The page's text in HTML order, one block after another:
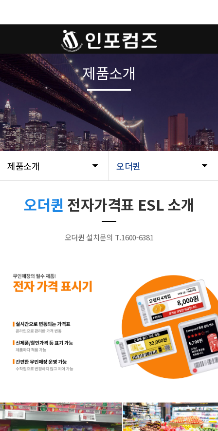
제품소개 오더퀸
제품소개
오더퀸 전자가격표 ESL 소개
오더퀸 설치문의 T.1600-6381